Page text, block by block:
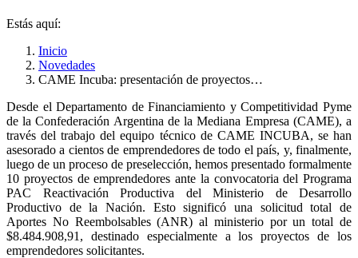
Estás aquí:
Inicio
Novedades
CAME Incuba: presentación de proyectos…
Desde el Departamento de Financiamiento y Competitividad Pyme
de la Confederación Argentina de la Mediana Empresa (CAME), a
través del trabajo del equipo técnico de CAME INCUBA, se han
asesorado a cientos de emprendedores de todo el país, y, finalmente,
luego de un proceso de preselección, hemos presentado formalmente
10 proyectos de emprendedores ante la convocatoria del Programa
PAC Reactivación Productiva del Ministerio de Desarrollo
Productivo de la Nación. Esto significó una solicitud total de
Aportes No Reembolsables (ANR) al ministerio por un total de
$8.484.908,91, destinado especialmente a los proyectos de los
emprendedores solicitantes.